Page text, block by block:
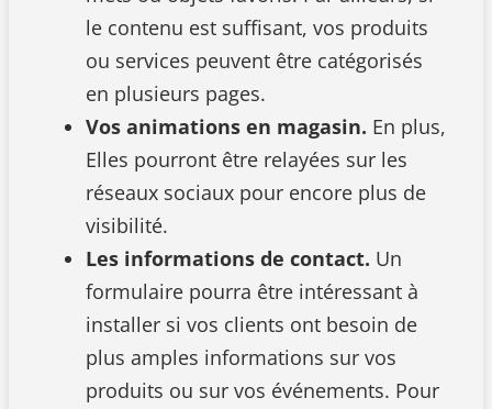
le contenu est suffisant, vos produits
ou services peuvent être catégorisés
en plusieurs pages.
Vos animations en magasin. En plus,
Elles pourront être relayées sur les
réseaux sociaux pour encore plus de
visibilité.
Les informations de contact. Un
formulaire pourra être intéressant à
installer si vos clients ont besoin de
plus amples informations sur vos
produits ou sur vos événements. Pour